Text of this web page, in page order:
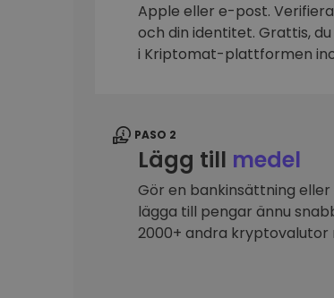
Hitta din
Apple eller e-post.
och din identitet. Grattis,
i Kriptomat-plattformen
PASO 2
Lägg till medel
Gör en bankinsättning
lägga till pengar ännu
2000+ andra